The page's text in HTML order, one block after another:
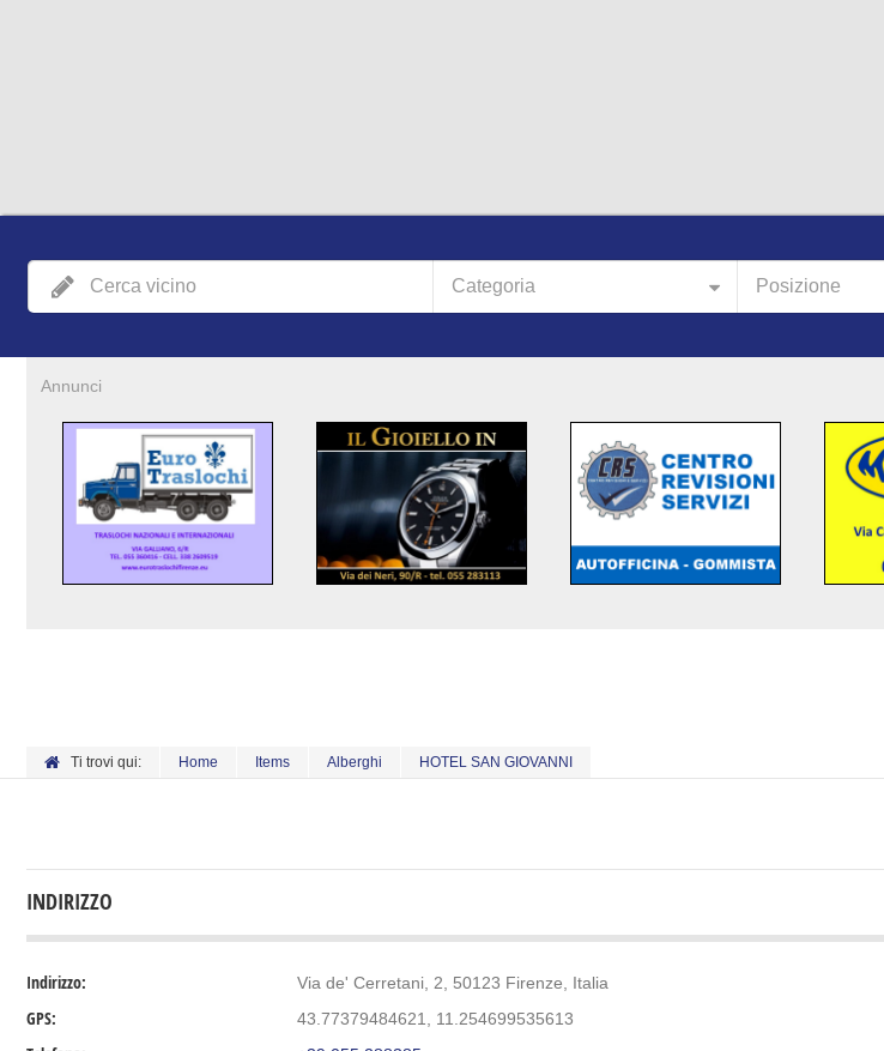
Categoria Posizione
Annunci
Ti trovi qui: Home Items Alberghi HOTEL SAN GIOVANNI
INDIRIZZO
Indirizzo: Via de' Cerretani, 2, 50123 Firenze, Italia
GPS: 43.77379484621, 11.254699535613